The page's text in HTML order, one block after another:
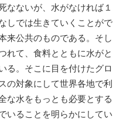
なないが、水がなければ１
しでは生きていくことがで
来公共のものである。そし
れて、食料とともに水がと
る。そこに目を付けたグロ
の対象にして世界各地で利
な水をもっとも必要とする
いることを明らかにしてい